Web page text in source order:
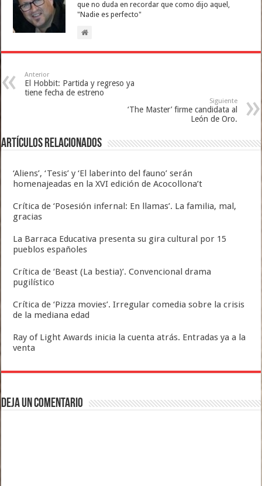
que no duda en recordar que como dijo aquel,
"Nadie es perfecto"
Anterior
El Hobbit: Partida y regreso ya
tiene fecha de estreno
Siguiente
‘The Master’ firme candidata al
León de Oro.
Artículos relacionados
‘Aliens’, ‘Tesis’ y ‘El laberinto del fauno’ serán
homenajeadas en la XVI edición de Acocollona’t
Crítica de ‘Posesión infernal: En llamas’. La familia, mal,
gracias
La Barraca Educativa presenta su gira cultural por 15
pueblos españoles
Crítica de ‘Beast (La bestia)’. Convencional drama
pugilístico
Crítica de ‘Pizza movies’. Irregular comedia sobre la crisis
de la mediana edad
Ray of Light Awards inicia la cuenta atrás. Entradas ya a la
venta
Deja un comentario